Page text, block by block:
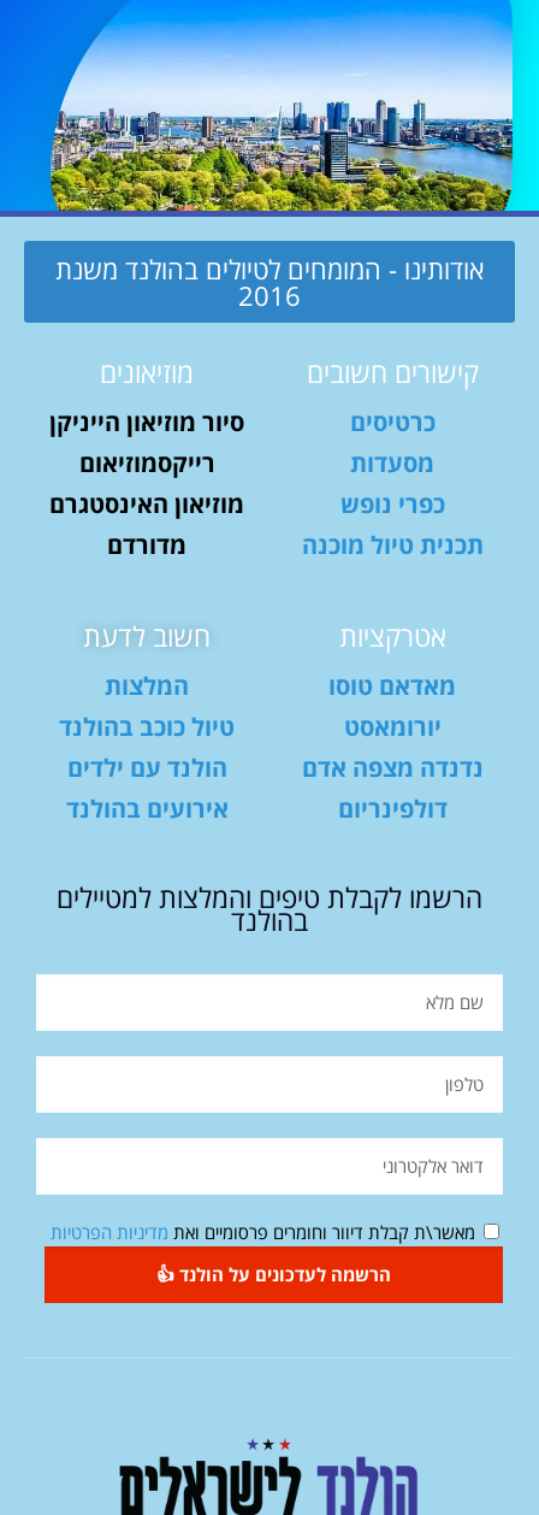
אודותינו - המומחים לטיולים בהולנד משנת
2016
קישורים חשובים
כרטיסים
מסעדות
כפרי נופש
תכנית טיול מוכנה
מוזיאונים
סיור מוזיאון הייניקן
רייקסמוזיאום
מוזיאון האינסטגרם
מדורדם
אטרקציות
מאדאם טוסו
יורומאסט
נדנדה מצפה אדם
דולפינריום
חשוב לדעת
המלצות
טיול כוכב בהולנד
הולנד עם ילדים
אירועים בהולנד
הרשמו לקבלת טיפים והמלצות למטיילים
בהולנד
מאשר\ת קבלת דיוור וחומרים פרסומיים ואת מדיניות הפרטיות
הרשמה לעדכונים על הולנד 👍